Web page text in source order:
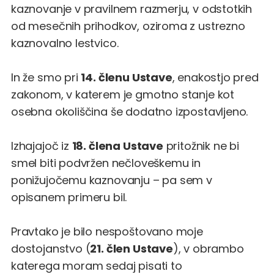
kaznovanje v pravilnem razmerju, v odstotkih
od mesečnih prihodkov, oziroma z ustrezno
kaznovalno lestvico.
In že smo pri 14. členu Ustave, enakostjo pred
zakonom, v katerem je gmotno stanje kot
osebna okoliščina še dodatno izpostavljeno.
Izhajajoč iz 18. člena Ustave pritožnik ne bi
smel biti podvržen nečloveškemu in
ponižujočemu kaznovanju – pa sem v
opisanem primeru bil.
Pravtako je bilo nespoštovano moje
dostojanstvo (21. člen Ustave), v obrambo
katerega moram sedaj pisati to